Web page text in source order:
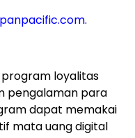
.
program loyalitas
pengalaman para
dapat memakai
mata uang digital